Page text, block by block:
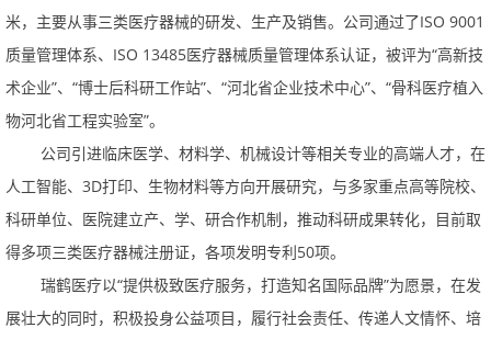
米，主要从事三类医疗器械的研发、生产及销售。公司通过了ISO9001
质量管理体系、ISO13485医疗器械质量管理体系认证，被评为“高新技
术企业”、“博士后科研工作站”、“河北省企业技术中心”、“骨科医疗植入
物河北省工程实验室”。
公司引进临床医学、材料学、机械设计等相关专业的高端人才，在
人工智能、3D打印、生物材料等方向开展研究，与多家重点高等院校、
科研单位、医院建立产、学、研合作机制，推动科研成果转化，目前取
得多项三类医疗器械注册证，各项发明专利50项。
瑞鹤医疗以“提供极致医疗服务，打造知名国际品牌”为愿景，在发
展壮大的同时，积极投身公益项目，履行社会责任、传递人文情怀、培